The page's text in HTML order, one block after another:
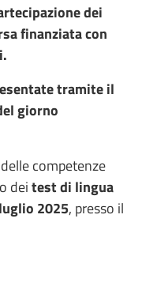
dei
finanziata con
tramite il
giorno
competenze
deitest di lingua
2025, presso il